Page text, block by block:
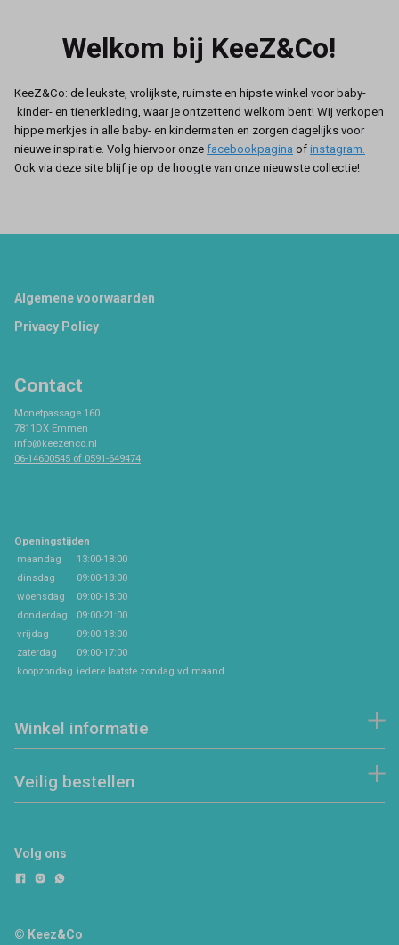
Welkom bij KeeZ&Co!
KeeZ&Co: de leukste, vrolijkste, ruimste en hipste winkel voor baby-
kinder- en tienerkleding, waar je ontzettend welkom bent! Wij verkopen
hippe merkjes in alle baby- en kindermaten en zorgen dagelijks voor
nieuwe inspiratie. Volg hiervoor onze facebookpagina of instagram.
Ook via deze site blijf je op de hoogte van onze nieuwste collectie!
Footer
Algemene voorwaarden
Privacy Policy
Contact
Monetpassage 160
7811DX Emmen
info@keezenco.nl
06-14600545 of 0591-649474
Openingstijden
maandag
13:00-18:00
dinsdag
09:00-18:00
woensdag
09:00-18:00
donderdag
09:00-21:00
vrijdag
09:00-18:00
zaterdag
09:00-17:00
koopzondag iedere laatste zondag vd maand
Winkel informatie
Veilig bestellen
Volg ons
© Keez&Co